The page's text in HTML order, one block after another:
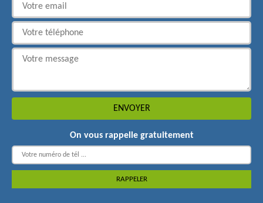
On vous rappelle gratuitement